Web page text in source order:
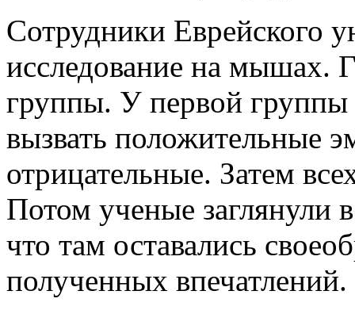
Сотрудники Еврейского
исследование на мышах.
группы. У первой группы
вызвать положительные
отрицательные. Затем
Потом ученые заглянули
что там оставались
полученных впечатлений.